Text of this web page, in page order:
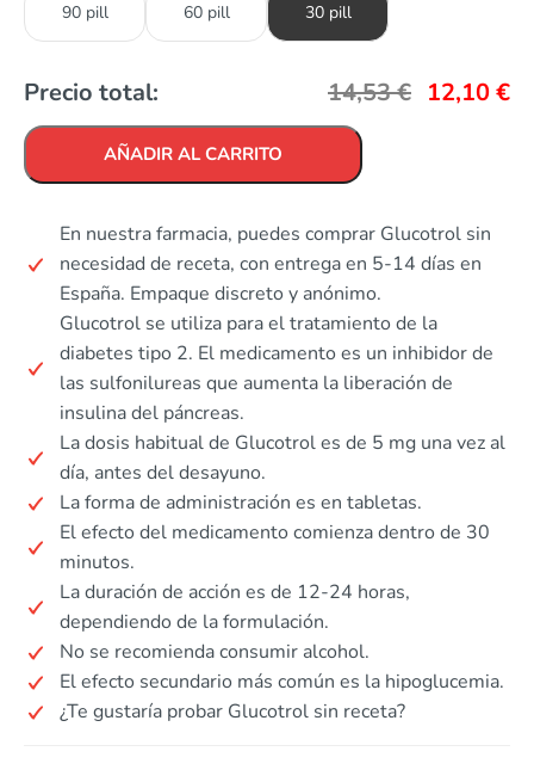
90 pill 60 pill 30 pill
Precio total: 14,53€ 12,10€
AÑADIR AL CARRITO
En nuestra farmacia, puedes comprar Glucotrol sin
necesidad de receta, con entrega en 5-14 días en
España. Empaque discreto y anónimo.
Glucotrol se utiliza para el tratamiento de la
diabetes tipo 2. El medicamento es un inhibidor de
las sulfonilureas que aumenta la liberación de
insulina del páncreas.
La dosis habitual de Glucotrol es de 5 mg una vez al
día, antes del desayuno.
La forma de administración es en tabletas.
El efecto del medicamento comienza dentro de 30
minutos.
La duración de acción es de 12-24 horas,
dependiendo de la formulación.
No se recomienda consumir alcohol.
El efecto secundario más común es la hipoglucemia.
¿Te gustaría probar Glucotrol sin receta?